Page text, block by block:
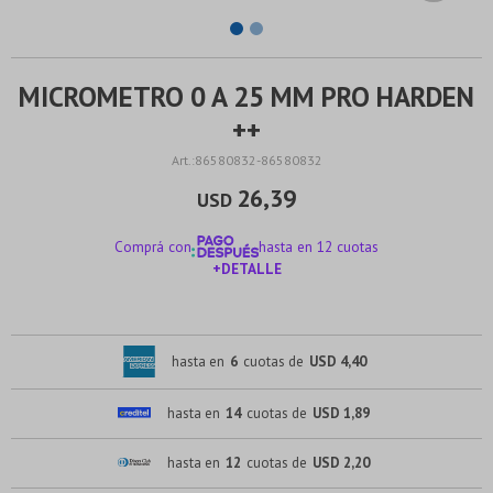
MICROMETRO 0 A 25 MM PRO HARDEN
++
86580832-86580832
USD 26,39
Comprá con
hasta en 12 cuotas
+DETALLE
hasta en 6 cuotas de USD 4,40
hasta en 14 cuotas de USD 1,89
hasta en 12 cuotas de USD 2,20